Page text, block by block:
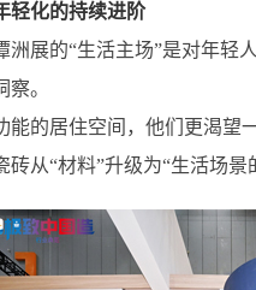
轻化的持续进阶
洲展的“生活主场”是对年轻
。
能的居住空间，他们更渴望
从“材料”升级为“生活场景